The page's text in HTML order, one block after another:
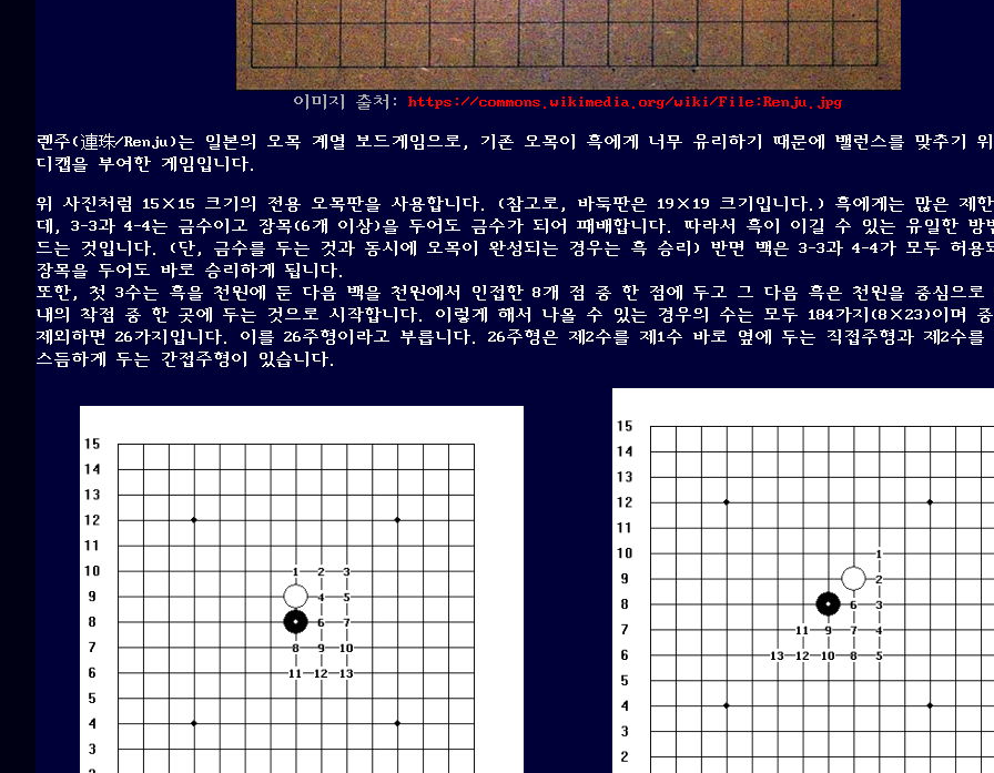
이미지 출처: https://commons.wikimedia.org/wiki/File:Renju.jpg
렌주(連珠/Renju)는 일본의 오목 계열 보드게임으로, 기존 오목이 흑에게 너무 유리하기 때문에 밸런스를 맞추기
디캡을 부여한 게임입니다.
위 사진처럼 15×15 크기의 전용 오목판을 사용합니다. (참고로, 바둑판은 19×19 크기입니다.) 흑에게는 많은 제
데, 3-3과 4-4는 금수이고 장목(6개 이상)을 두어도 금수가 되어 패배합니다. 따라서 흑이 이길 수 있는 유일한 방
드는 것입니다. (단, 금수를 두는 것과 동시에 오목이 완성되는 경우는 흑 승리) 반면 백은 3-3과 4-4가 모두 허용
장목을 두어도 바로 승리하게 됩니다.
또한, 첫 3수는 흑을 천원에 둔 다음 백을 천원에서 인접한 8개 점 중 한 점에 두고 그 다음 흑은 천원을 중심으로
내의 착점 중 한 곳에 두는 것으로 시작합니다. 이렇게 해서 나올 수 있는 경우의 수는 모두 184가지(8×23)이며
제외하면 26가지입니다. 이를 26주형이라고 부릅니다. 26주형은 제2수를 제1수 바로 옆에 두는 직접주형과 제2수를
스듬하게 두는 간접주형이 있습니다.